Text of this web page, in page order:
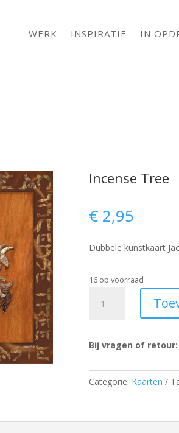
WERK INSPIRATIE IN
Incense Tree
€ 2,95
Dubbele kunstkaart
16 op voorraad
Tree
Bij vragen of retour:
Categorie: Kaarten